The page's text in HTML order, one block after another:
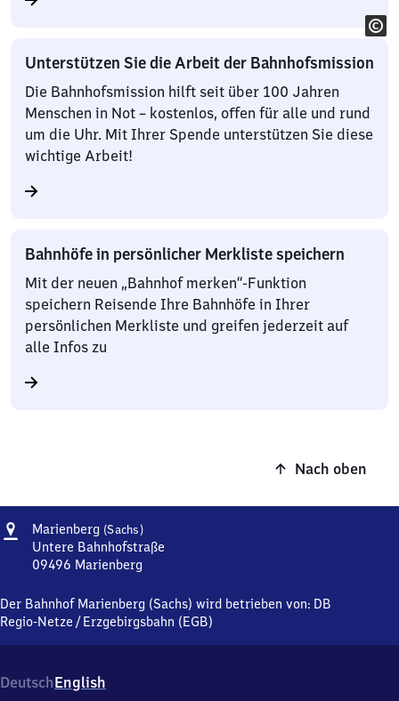
Unterstützen Sie die Arbeit der Bahnhofsmission
Die Bahnhofsmission hilft seit über 100 Jahren
Menschen in Not – kostenlos, offen für alle und rund
um die Uhr. Mit Ihrer Spende unterstützen Sie diese
wichtige Arbeit!
Bahnhöfe in persönlicher Merkliste speichern
Mit der neuen „Bahnhof merken“-Funktion
speichern Reisende Ihre Bahnhöfe in Ihrer
persönlichen Merkliste und greifen jederzeit auf
alle Infos zu
Nach oben
Adresse
Marienberg (Sachs)Marienberg
(Sachsen)
Untere Bahnhofstraße
09496 Marienberg
(Sachsen),
Untere
4
Der Bahnhof Marienberg (Sachs) wird betrieben von: DB
Regio-Netze /Erzgebirgsbahn (EGB)
DeutschEnglish